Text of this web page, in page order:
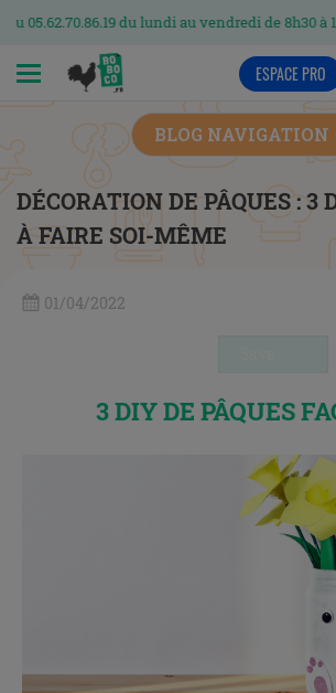
du lundi au vendredi de 8h30 à 12h et de
ESPACE PRO
BLOG NAVIGATION
DÉCORATION DE PÂQUES : 3
À FAIRE SOI-MÊME
01/04/2022
3 DIY DE PÂQUES